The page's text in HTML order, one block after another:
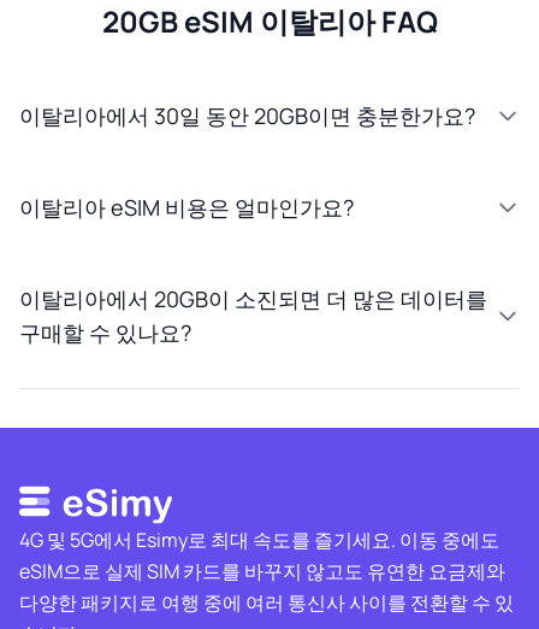
20GB eSIM 이탈리아 FAQ
이탈리아에서 30일 동안 20GB이면 충분한가요?
이탈리아 eSIM 비용은 얼마인가요?
이탈리아에서 20GB이 소진되면 더 많은 데이터를
구매할 수 있나요?
4G 및 5G에서 Esimy로 최대 속도를 즐기세요. 이동 중에도
eSIM으로 실제 SIM 카드를 바꾸지 않고도 유연한 요금제와
다양한 패키지로 여행 중에 여러 통신사 사이를 전환할 수 있